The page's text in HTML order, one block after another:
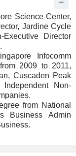
Science Center,
Jardine Cycle
Director
Infocomm
2009 to 2011,
Cuscaden Peak
Non-
from National
Business Admin